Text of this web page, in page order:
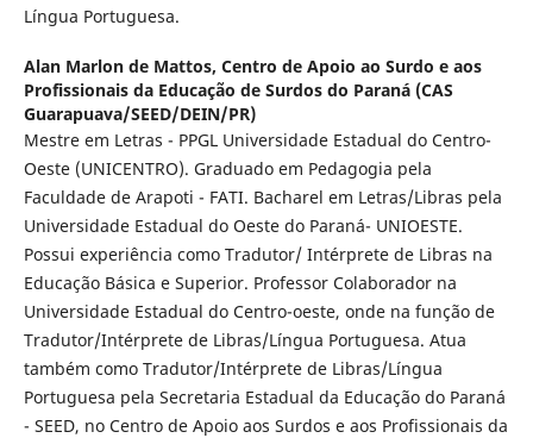
Língua Portuguesa.
Alan Marlon de Mattos, Centro de Apoio ao Surdo e aos
Profissionais da Educação de Surdos do Paraná (CAS
Guarapuava/SEED/DEIN/PR)
Mestre em Letras - PPGL Universidade Estadual do Centro-
Oeste (UNICENTRO). Graduado em Pedagogia pela
Faculdade de Arapoti - FATI. Bacharel em Letras/Libras pela
Universidade Estadual do Oeste do Paraná- UNIOESTE.
Possui experiência como Tradutor/ Intérprete de Libras na
Educação Básica e Superior. Professor Colaborador na
Universidade Estadual do Centro-oeste, onde na função de
Tradutor/Intérprete de Libras/Língua Portuguesa. Atua
também como Tradutor/Intérprete de Libras/Língua
Portuguesa pela Secretaria Estadual da Educação do Paraná
- SEED, no Centro de Apoio aos Surdos e aos Profissionais da